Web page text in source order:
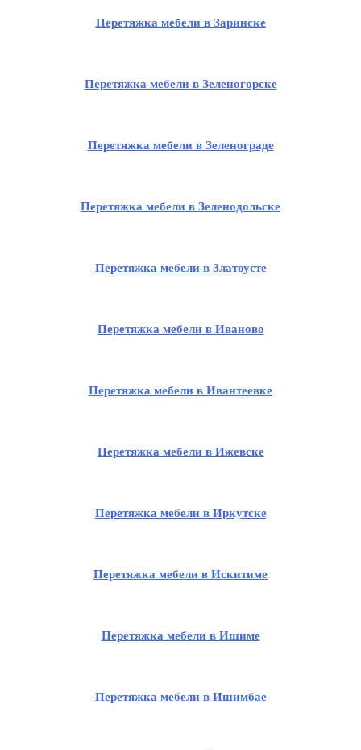
Перетяжка мебели в Заринске
Перетяжка мебели в Зеленогорске
Перетяжка мебели в Зеленограде
Перетяжка мебели в Зеленодольске
Перетяжка мебели в Златоусте
Перетяжка мебели в Иваново
Перетяжка мебели в Ивантеевке
Перетяжка мебели в Ижевске
Перетяжка мебели в Иркутске
Перетяжка мебели в Искитиме
Перетяжка мебели в Ишиме
Перетяжка мебели в Ишимбае